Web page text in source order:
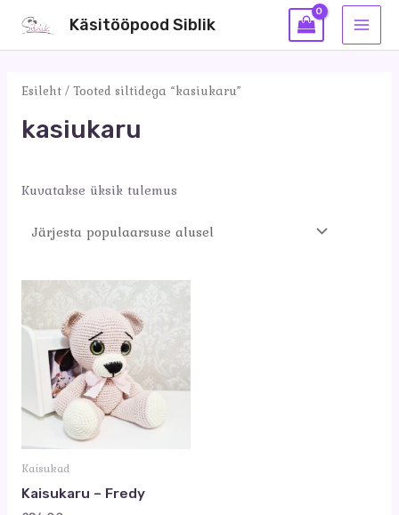
Käsitööpood Siblik
Esileht/ Tooted siltidega “kasiukaru”
kasiukaru
Kuvatakse üksik tulemus
Kaisukad
Kaisukaru – Fredy